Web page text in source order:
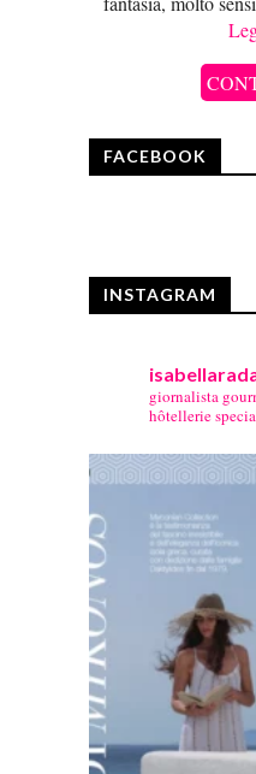
FACEBOOK
INSTAGRAM
giornalista
hôtellerie